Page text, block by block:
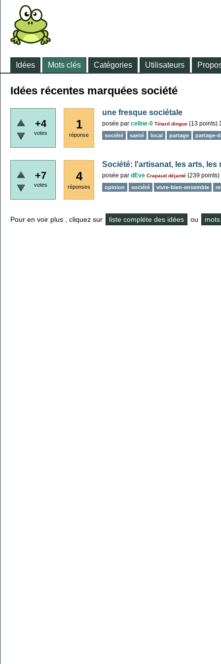
Idées Mots clés Catégories Utilisateurs
Idées récentes marquées société
+4
votes
1
réponse
une fresque sociétale
posée par celine-0 Tétard dingue (13 points)
société santé local partage partage-
+7
votes
4
réponses
Société: l'artisanat, les arts,
posée par dEve Crapaud déjanté (239 points)
opinion société vivre-bien-ensemble
Pour en voir plus , cliquez sur liste compléte des idées ou